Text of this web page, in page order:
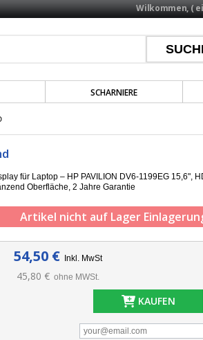
Wilkommen, (
SCHARNIERE
für Laptop – HP PAVILION DV6-1199EG 15,6",
Oberfläche, 2 Jahre Garantie
Artikel nicht auf Lager
54,50 € Inkl. MwSt
45,80 € ohne MWSt.
KAUFEN